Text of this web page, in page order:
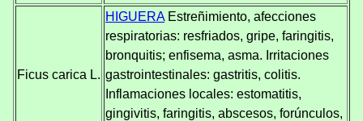
Ficus carica L.
HIGUERAEstreñimiento, afecciones
respiratorias: resfriados, gripe, faringitis,
bronquitis; enfisema, asma. Irritaciones
gastrointestinales: gastritis, colitis.
Inflamaciones locales: estomatitis,
gingivitis, faringitis, abscesos, forúnculos,